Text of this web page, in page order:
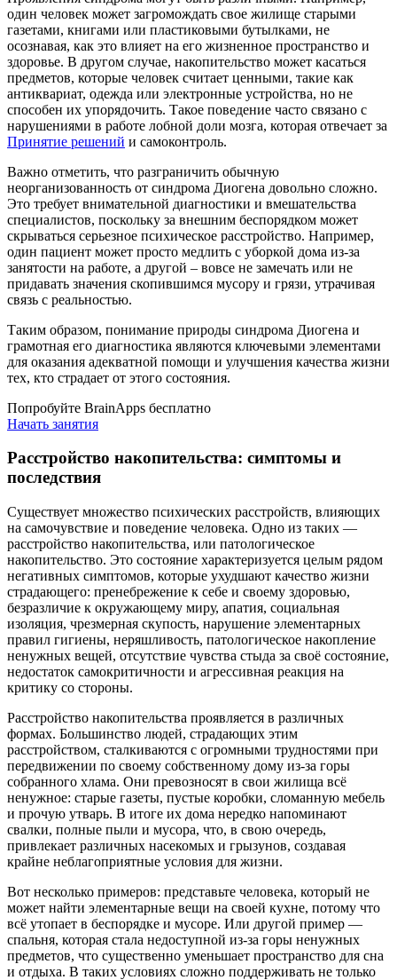
один человек может загромождать свое жилище старыми
газетами, книгами или пластиковыми бутылками, не
осознавая, как это влияет на его жизненное пространство и
здоровье. В другом случае, накопительство может касаться
предметов, которые человек считает ценными, такие как
антиквариат, одежда или электронные устройства, но не
способен их упорядочить. Такое поведение часто связано с
нарушениями в работе лобной доли мозга, которая отвечает за
Принятие решений и самоконтроль.
Важно отметить, что разграничить обычную
неорганизованность от синдрома Диогена довольно сложно.
Это требует внимательной диагностики и вмешательства
специалистов, поскольку за внешним беспорядком может
скрываться серьезное психическое расстройство. Например,
один пациент может просто медлить с уборкой дома из-за
занятости на работе, а другой – вовсе не замечать или не
придавать значения скопившимся мусору и грязи, утрачивая
связь с реальностью.
Таким образом, понимание природы синдрома Диогена и
грамотная его диагностика являются ключевыми элементами
для оказания адекватной помощи и улучшения качества жизни
тех, кто страдает от этого состояния.
Попробуйте BrainApps бесплатно
Начать занятия
Расстройство накопительства: симптомы и
последствия
Существует множество психических расстройств, влияющих
на самочувствие и поведение человека. Одно из таких —
расстройство накопительства, или патологическое
накопительство. Это состояние характеризуется целым рядом
негативных симптомов, которые ухудшают качество жизни
страдающего: пренебрежение к себе и своему здоровью,
безразличие к окружающему миру, апатия, социальная
изоляция, чрезмерная скупость, нарушение элементарных
правил гигиены, неряшливость, патологическое накопление
ненужных вещей, отсутствие чувства стыда за своё состояние,
недостаток самокритичности и агрессивная реакция на
критику со стороны.
Расстройство накопительства проявляется в различных
формах. Большинство людей, страдающих этим
расстройством, сталкиваются с огромными трудностями при
передвижении по своему собственному дому из-за горы
собранного хлама. Они превозносят в свои жилища всё
ненужное: старые газеты, пустые коробки, сломанную мебель
и прочую утварь. В итоге их дома нередко напоминают
свалки, полные пыли и мусора, что, в свою очередь,
привлекает различных насекомых и грызунов, создавая
крайне неблагоприятные условия для жизни.
Вот несколько примеров: представьте человека, который не
может найти элементарные вещи на своей кухне, потому что
всё утопает в беспорядке и мусоре. Или другой пример —
спальня, которая стала недоступной из-за горы ненужных
предметов, что существенно уменьшает пространство для сна
и отдыха. В таких условиях сложно поддерживать не только